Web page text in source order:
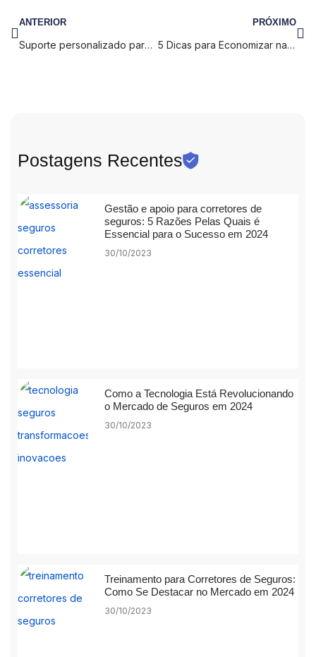
ANTERIOR
Suporte personalizado para corretores de seguros: A Chave para o Sucesso
PRÓXIMO
5 Dicas para Economizar na Contratação de Seguro de Saúde
Postagens Recentes
Gestão e apoio para corretores de
seguros: 5 Razões Pelas Quais é
Essencial para o Sucesso em 2024
30/10/2023
Como a Tecnologia Está Revolucionando
o Mercado de Seguros em 2024
30/10/2023
Treinamento para Corretores de Seguros:
Como Se Destacar no Mercado em 2024
30/10/2023